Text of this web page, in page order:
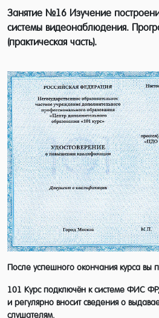
так как происходит
радиовещания, что не
равнодушным ни одного
По окончании
обучения монтажник
видеонаблюдения
получают:
удостоверение
Дополнительно можно
Занятие №16 Изучение
системы видеонаблюдения.
(практическая часть).
После успешного окончания курса вы
101 Курс подключён к системе ФИС
и регулярно вносит сведения о
слушателям.